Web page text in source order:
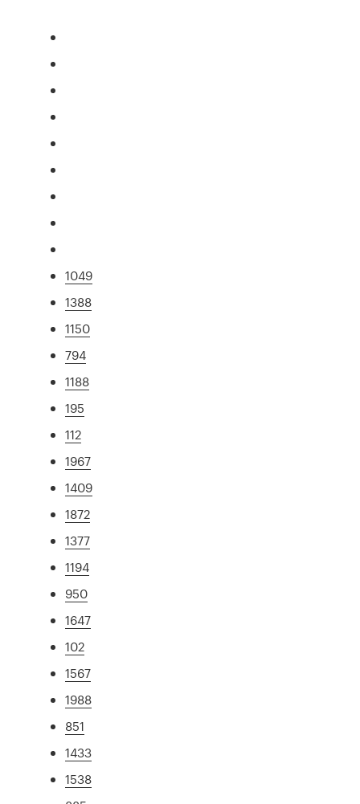
1049
1388
1150
794
1188
195
112
1967
1409
1872
1377
1194
950
1647
102
1567
1988
851
1433
1538